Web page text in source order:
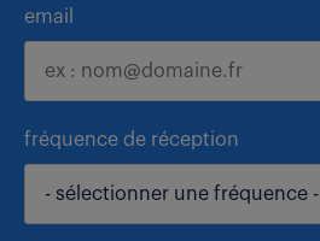
email
fréquence de réception
- sélectionner une fréquence -